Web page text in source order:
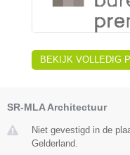
BEKIJK VOLLEDIG
SR-MLA Architectuur
Niet gevestigd in de
Gelderland.